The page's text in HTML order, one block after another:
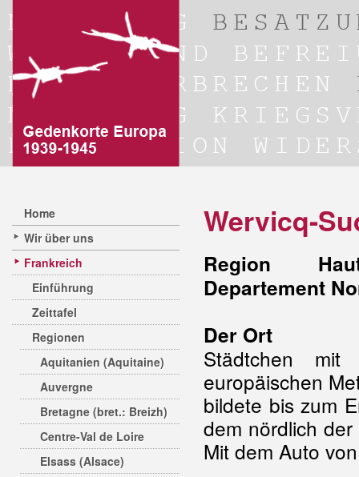
Home
Wir über uns
Frankreich
Einführung
Zeittafel
Regionen
Aquitanien (Aquitaine)
Auvergne
Bretagne (bret.: Breizh)
Centre-Val de Loire
Elsass (Alsace)
Wervicq-
Region
Departement
Der Ort
Städtchen
europäischen
bildete bis zum
dem nördlich
Mit dem Auto